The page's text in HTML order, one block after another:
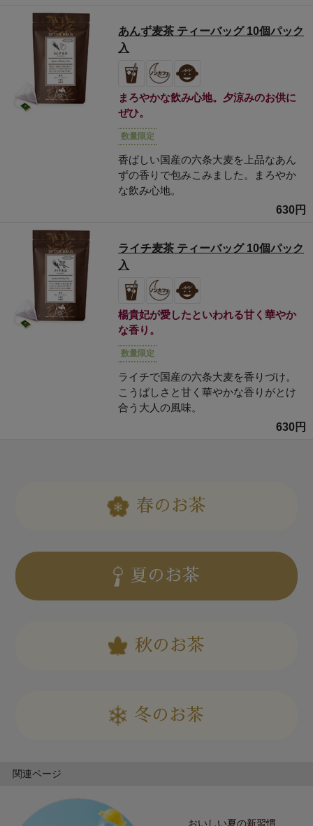
あんず麦茶 ティーバッグ 10個パック
入
まろやかな飲み心地。夕涼みのお供に
ぜひ。
数量限定
香ばしい国産の六条大麦を上品なあん
ずの香りで包みこみました。まろやか
な飲み心地。
630円
ライチ麦茶 ティーバッグ 10個パック
入
楊貴妃が愛したといわれる甘く華やか
な香り。
数量限定
ライチで国産の六条大麦を香りづけ。
こうばしさと甘く華やかな香りがとけ
合う大人の風味。
630円
春のお茶
夏のお茶
秋のお茶
冬のお茶
関連ページ
おいしい夏の新習慣